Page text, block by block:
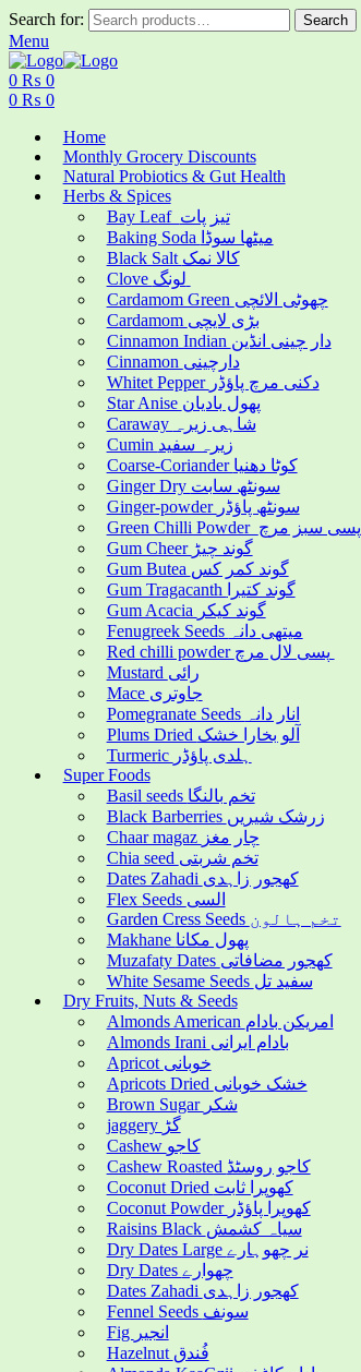
Search for: Search
Menu
0 ₨ 0
0 ₨ 0
Home
Monthly Grocery Discounts
Natural Probiotics & Gut Health
Herbs & Spices
Bay Leaf تیز پات
Baking Soda میٹھا سوڈا
Black Salt کالا نمک
Cardamom Green چھوٹی الائچی
Cardamom بڑی لایچی
Cinnamon Indian دار چینی انڈین
Cinnamon دارچینی
Whitet Pepper دکنی مرچ پاؤڈر
Star Anise پھول بادیان
Caraway شاہی زیرہ
Cumin زیرہ سفید
Coarse-Coriander کوٹا دھنیا
Ginger Dry سونٹھ سابت
Ginger-powder سونٹھ پاؤڈر
Green Chilli Powder پسی سبز مرچ
Gum Cheer گوند چیڑ
Gum Butea گوند کمر کس
Gum Tragacanth گوند کتیرا
Gum Acacia گوند کیکر
Fenugreek Seeds میتھی دانہ
Mustard رائی
Mace جاوتری
Pomegranate Seeds انار دانہ
Plums Dried آلو بخارا خشک
Turmeric ہلدی پاؤڈر
Super Foods
Basil seeds تخم بالنگا
Black Barberries زرشک شیریں
Chaar magaz چار مغز
Chia seed تخم شربتی
Dates Zahadi کھجور زاہدی
Flex Seeds السی
Garden Cress Seeds تخم ہالون
Makhane پھول مکانا
Muzafaty Dates کھجور مضافاتی
White Sesame Seeds سفید تل
Dry Fruits, Nuts & Seeds
Almonds American امریکن بادام
Almonds Irani بادام ایرانی
Apricot خوبانی
Apricots Dried خشک خوبانی
Brown Sugar شکر
jaggery گڑ
Cashew کاجو
Cashew Roasted کاجو روسٹڈ
Coconut Dried کھوپرا ثابت
Coconut Powder کھوپرا پاؤڈر
Raisins Black سیاہ کشمش
Dry Dates Large نر چھوہارے
Dry Dates چھوارے
Dates Zahadi کھجور زاہدی
Fennel Seeds سونف
Fig انجیر
Hazelnut فُندق